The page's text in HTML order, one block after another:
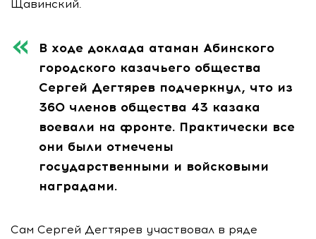
Щавинский.
В ходе доклада атаман Абинского
городского казачьего общества
Сергей Дегтярев подчеркнул, что из
360 членов общества 43 казака
воевали на фронте. Практически все
они были отмечены
государственными и войсковыми
наградами.
Сам Сергей Дегтярев участвовал в ряде